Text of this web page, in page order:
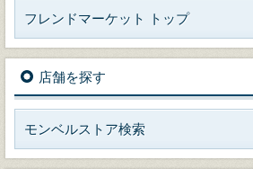
フレンドマーケット トップ
店舗を探す
モンベルストア検索